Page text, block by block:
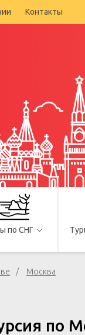
Контакты
по СНГ
Москва
по